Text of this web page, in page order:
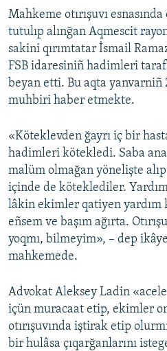
VİDEO
SÜRET
BLOGLAR
FİKİR
Русский
Українською
QOŞULIÑIZ!
RFE/RS bütün saytları
Mahkeme otırışuvı
tutulıp alınğan Aqmescit
sakini qırımtatar İsmail
FSB idaresiniñ hadimleri
beyan etti. Bu aqta yanvarniñ
muhbiri haber etmekte.
«Köteklevden ğayrı iç bir
hadimleri kötekledi. Saba
malüm olmağan yönelişte
içinde de köteklediler.
lâkin ekimler qatiyen yardım
eñsem ve başım ağırta.
yoqmı, bilmeyim», – dep
mahkemede.
Advokat Aleksey Ladin «acele
içün muracaat etip, ekimler
otırışuvında iştirak etip
bir hulâsa çıqarğanlarını